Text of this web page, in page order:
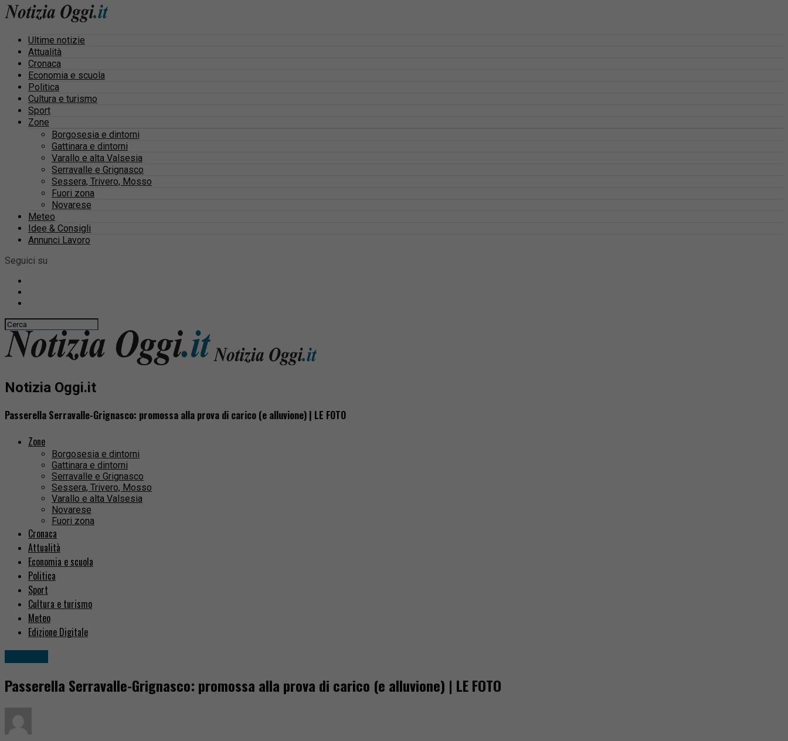
Ultime notizie
Attualità
Cronaca
Economia e scuola
Politica
Cultura e turismo
Sport
Zone
Borgosesia e dintorni
Gattinara e dintorni
Varallo e alta Valsesia
Serravalle e Grignasco
Sessera, Trivero, Mosso
Fuori zona
Novarese
Meteo
Idee & Consigli
Annunci Lavoro
Seguici su
Notizia Oggi.it
Passerella Serravalle-Grignasco: promossa alla prova di carico (e alluvione) | LE FOTO
Zone
Borgosesia e dintorni
Gattinara e dintorni
Serravalle e Grignasco
Sessera, Trivero, Mosso
Varallo e alta Valsesia
Novarese
Fuori zona
Cronaca
Attualità
Economia e scuola
Politica
Sport
Cultura e turismo
Meteo
Edizione Digitale
Passerella Serravalle-Grignasco: promossa alla prova di carico (e alluvione) | LE FOTO